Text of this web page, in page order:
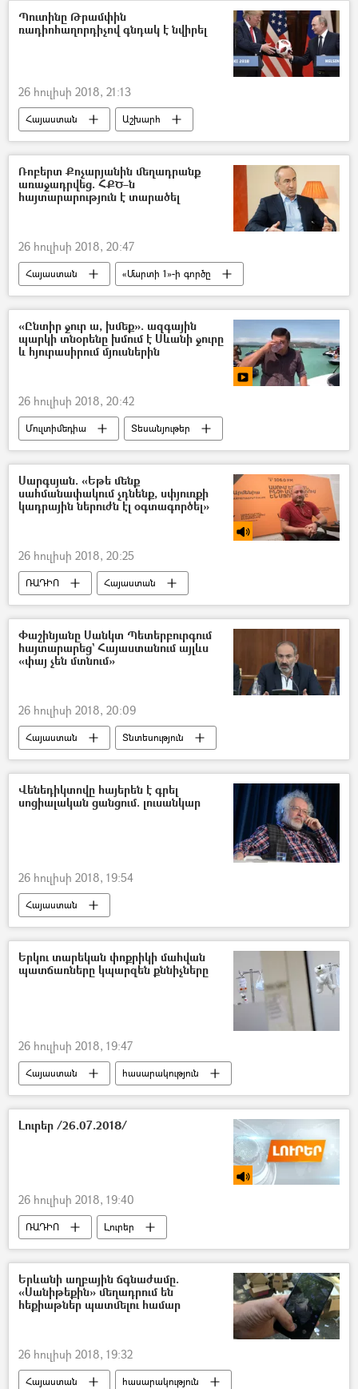
Պուտինը Թրամփին
ռադիոհաղորդիչով գնդակ է նվիրել
26 հուլիսի 2018, 21:13
Հայաստան
Աշխարհ
հասարակություն
Սպորտ
Դոնալդ Թրամփ
Վլադիմիր Պուտին
Ֆուտբոլի ԱԱ 2018
Ռոբերտ Քոչարյանին մեղադրանք
առաջադրվեց. ՀՔԾ–ն
հայտարարություն է տարածել
26 հուլիսի 2018, 20:47
Հայաստան «Մարտի 1»-ի գործը
«Ընտիր ջուր ա, խմեք». ազգային
պարկի տնօրենը խմում է Սևանի ջուրը
և հյուրասիրում մյուսներին
26 հուլիսի 2018, 20:42
Մուլտիմեդիա Տեսանյութեր
Սարգսյան. «Եթե մենք
սահմանափակում չդնենք, սփյուռքի
կադրային ներուժն էլ օգտագործել»
26 հուլիսի 2018, 20:25
ՌԱԴԻՈ
Հայաստան
հասարակություն
Քաղաքականություն
Փաշինյանը Սանկտ Պետերբուրգում
հայտարարեց` Հայաստանում այլևս
«փայ չեն մտնում»
26 հուլիսի 2018, 20:09
Հայաստան
Տնտեսություն
Նիկոլ Փաշինյան
Վենեդիկտովը հայերեն է գրել
սոցիալական ցանցում. լուսանկար
26 հուլիսի 2018, 19:54
Հայաստան
Երկու տարեկան փոքրիկի մահվան
պատճառները կպարզեն քննիչները
26 հուլիսի 2018, 19:47
Հայաստան
հասարակություն
ՀՀ քննչական կոմիտե
Լուրեր /26.07.2018/
26 հուլիսի 2018, 19:40
ՌԱԴԻՈ Լուրեր
Երևանի աղբային ճգնաժամը.
«Սանիթեքին» մեղադրում են
հեքիաթներ պատմելու համար
26 հուլիսի 2018, 19:32
Հայաստան հասարակություն